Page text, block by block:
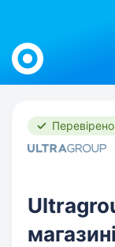
Work.ua
Перевірено